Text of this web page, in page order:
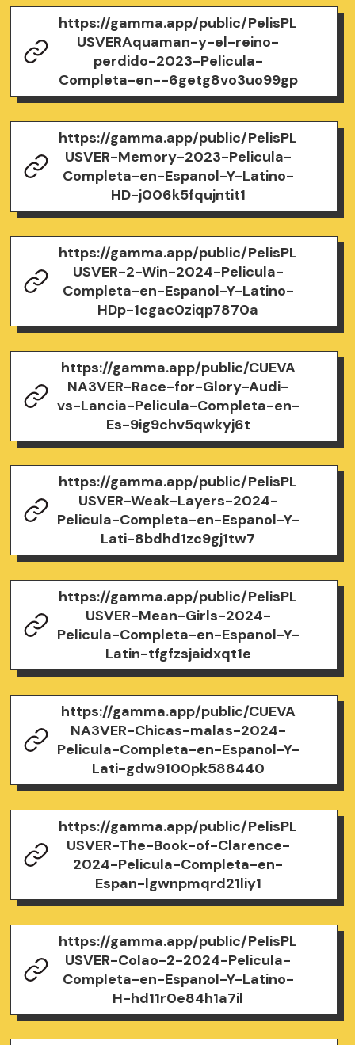
https://gamma.app/public/PelisPL
USVERAquaman-y-el-reino-
perdido-2023-Pelicula-
Completa-en--6getg8vo3uo99gp
https://gamma.app/public/PelisPL
USVER-Memory-2023-Pelicula-
Completa-en-Espanol-Y-Latino-
HD-j006k5fqujntit1
https://gamma.app/public/PelisPL
USVER-2-Win-2024-Pelicula-
Completa-en-Espanol-Y-Latino-
HDp-1cgac0ziqp7870a
https://gamma.app/public/CUEVA
NA3VER-Race-for-Glory-Audi-
vs-Lancia-Pelicula-Completa-en-
Es-9ig9chv5qwkyj6t
https://gamma.app/public/PelisPL
USVER-Weak-Layers-2024-
Pelicula-Completa-en-Espanol-Y-
Lati-8bdhd1zc9gj1tw7
https://gamma.app/public/PelisPL
USVER-Mean-Girls-2024-
Pelicula-Completa-en-Espanol-Y-
Latin-tfgfzsjaidxqt1e
https://gamma.app/public/CUEVA
NA3VER-Chicas-malas-2024-
Pelicula-Completa-en-Espanol-Y-
Lati-gdw9100pk588440
https://gamma.app/public/PelisPL
USVER-The-Book-of-Clarence-
2024-Pelicula-Completa-en-
Espan-lgwnpmqrd21liy1
https://gamma.app/public/PelisPL
USVER-Colao-2-2024-Pelicula-
Completa-en-Espanol-Y-Latino-
H-hd11r0e84h1a7il